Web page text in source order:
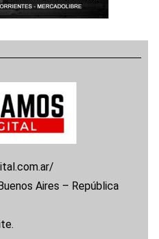
Aires – República